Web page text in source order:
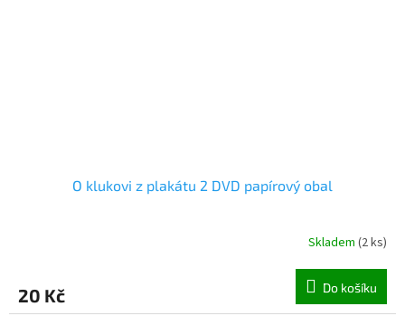
O klukovi z plakátu 2 DVD papírový obal
Skladem (2 ks)
20 Kč Do košíku